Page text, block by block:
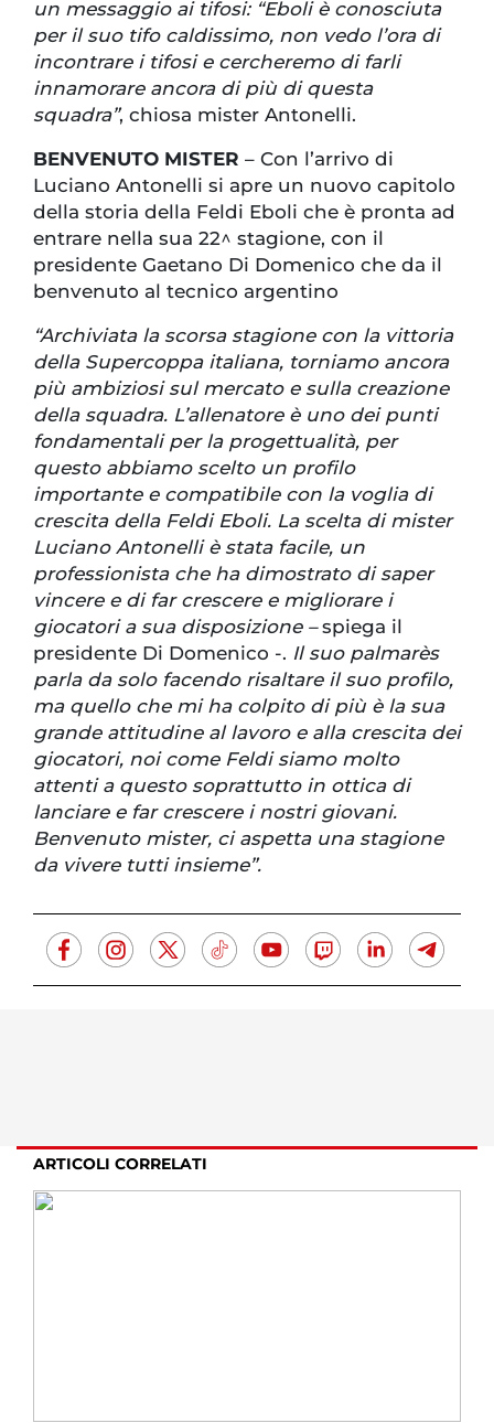
un messaggio ai tifosi: “Eboli è conosciuta
per il suo tifo caldissimo, non vedo l’ora di
incontrare i tifosi e cercheremo di farli
innamorare ancora di più di questa
squadra”, chiosa mister Antonelli.
BENVENUTO MISTER – Con l’arrivo di
Luciano Antonelli si apre un nuovo capitolo
della storia della Feldi Eboli che è pronta ad
entrare nella sua 22^ stagione, con il
presidente Gaetano Di Domenico che da il
benvenuto al tecnico argentino
“Archiviata la scorsa stagione con la vittoria
della Supercoppa italiana, torniamo ancora
più ambiziosi sul mercato e sulla creazione
della squadra. L’allenatore è uno dei punti
fondamentali per la progettualità, per
questo abbiamo scelto un profilo
importante e compatibile con la voglia di
crescita della Feldi Eboli. La scelta di mister
Luciano Antonelli è stata facile, un
professionista che ha dimostrato di saper
vincere e di far crescere e migliorare i
giocatori a sua disposizione –spiega il
presidente Di Domenico -. Il suo palmarès
parla da solo facendo risaltare il suo profilo,
ma quello che mi ha colpito di più è la sua
grande attitudine al lavoro e alla crescita dei
giocatori, noi come Feldi siamo molto
attenti a questo soprattutto in ottica di
lanciare e far crescere i nostri giovani.
Benvenuto mister, ci aspetta una stagione
da vivere tutti insieme”.
ARTICOLI CORRELATI